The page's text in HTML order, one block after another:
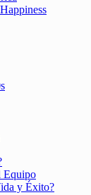
Equipo
y Éxito?